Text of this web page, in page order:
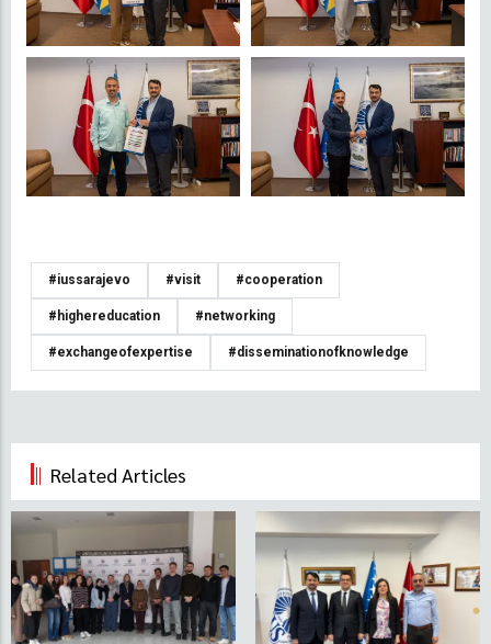
#iussarajevo #visit #cooperation
#highereducation #networking
#exchangeofexpertise #disseminationofknowledge
Related Articles